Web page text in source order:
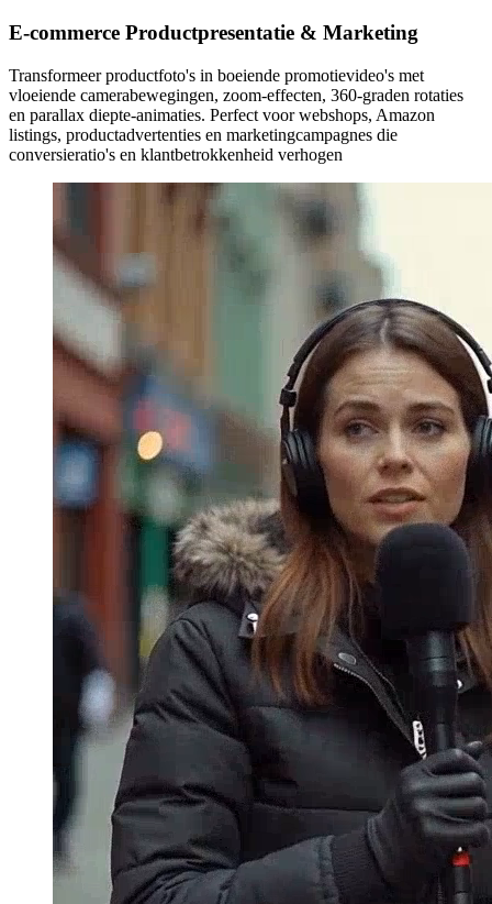
E-commerce Productpresentatie & Marketing
Transformeer productfoto's in boeiende promotievideo's met
vloeiende camerabewegingen, zoom-effecten, 360-graden rotaties
en parallax diepte-animaties. Perfect voor webshops, Amazon
listings, productadvertenties en marketingcampagnes die
conversieratio's en klantbetrokkenheid verhogen